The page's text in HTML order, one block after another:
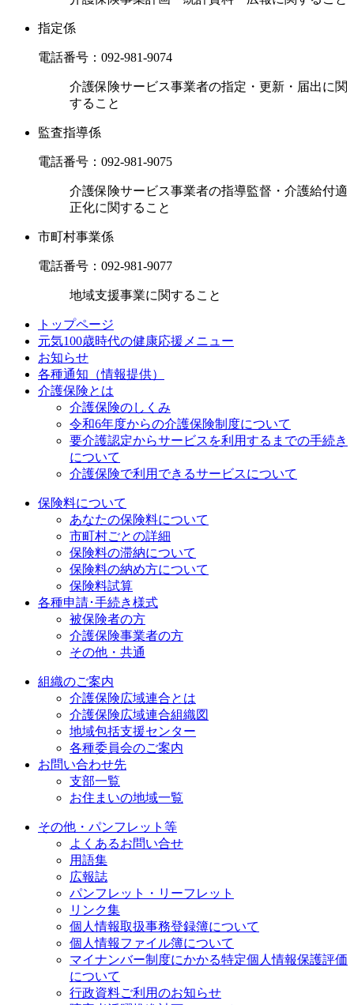
指定係
電話番号： 092-981-9074
介護保険サービス事業者の指定・更新・届出に関
すること
監査指導係
電話番号： 092-981-9075
介護保険サービス事業者の指導監督・介護給付適
正化に関すること
市町村事業係
電話番号： 092-981-9077
地域支援事業に関すること
トップページ
元気100歳時代の健康応援メニュー
お知らせ
各種通知（情報提供）
介護保険とは
介護保険のしくみ
令和6年度からの介護保険制度について
要介護認定からサービスを利用するまでの⼿続き
について
介護保険で利用できるサービスについて
保険料について
あなたの保険料について
市町村ごとの詳細
保険料の滞納について
保険料の納め方について
保険料試算
各種申請･手続き様式
被保険者の方
介護保険事業者の方
その他・共通
組織のご案内
介護保険広域連合とは
介護保険広域連合組織図
地域包括支援センター
各種委員会のご案内
お問い合わせ先
支部一覧
お住まいの地域一覧
その他・パンフレット等
よくあるお問い合せ
用語集
広報誌
パンフレット・リーフレット
リンク集
個人情報取扱事務登録簿について
個人情報ファイル簿について
マイナンバー制度にかかる特定個人情報保護評価
について
行政資料ご利用のお知らせ